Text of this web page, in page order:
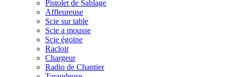
Pistolet de Sablage
Affleureuse
Scie sur table
Scie a mousse
Scie égoïne
Racloir
Chargeur
Radio de Chantier